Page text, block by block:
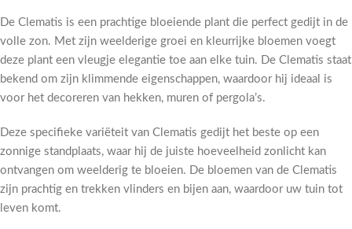
De Clematis is een prachtige bloeiende plant die perfect gedijt in de
volle zon. Met zijn weelderige groei en kleurrijke bloemen voegt
deze plant een vleugje elegantie toe aan elke tuin. De Clematis staat
bekend om zijn klimmende eigenschappen, waardoor hij ideaal is
voor het decoreren van hekken, muren of pergola’s.
Deze specifieke variëteit van Clematis gedijt het beste op een
zonnige standplaats, waar hij de juiste hoeveelheid zonlicht kan
ontvangen om weelderig te bloeien. De bloemen van de Clematis
zijn prachtig en trekken vlinders en bijen aan, waardoor uw tuin tot
leven komt.